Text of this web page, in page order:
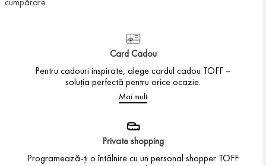
Card Cadou
Pentru cadouri inspirate, alege cardul cadou TOFF –
soluția perfectă pentru orice ocazie.
Mai mult
Private shopping
Programează-ți o întâlnire cu un personal shopper TOFF